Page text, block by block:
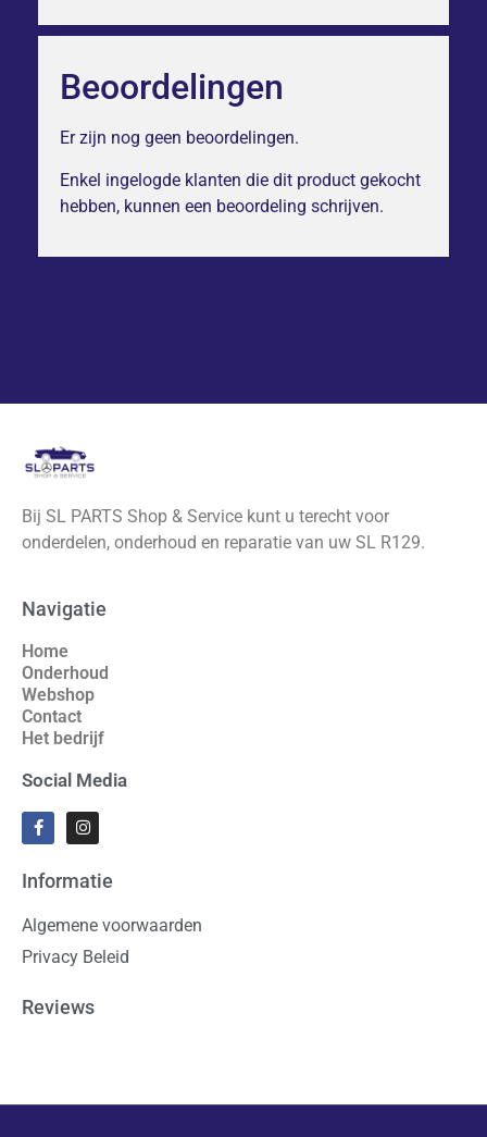
Beoordelingen
Er zijn nog geen beoordelingen.
Enkel ingelogde klanten die dit product gekocht
hebben, kunnen een beoordeling schrijven.
Bij SL PARTS Shop & Service kunt u terecht voor
onderdelen, onderhoud en reparatie van uw SL R129.
Navigatie
Home
Onderhoud
Webshop
Contact
Het bedrijf
Social Media
Informatie
Algemene voorwaarden
Privacy Beleid
Reviews